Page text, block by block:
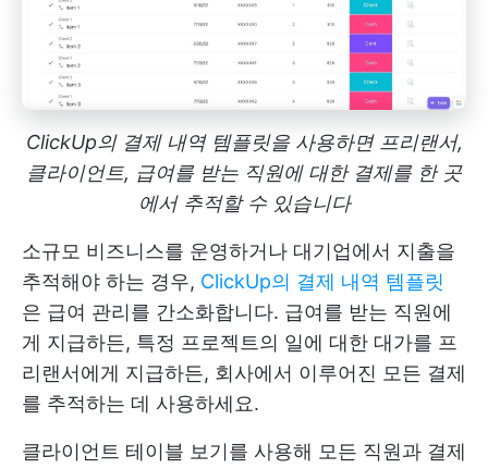
ClickUp의 결제 내역 템플릿을 사용하면 프리랜서,
클라이언트, 급여를 받는 직원에 대한 결제를 한 곳
에서 추적할 수 있습니다
소규모 비즈니스를 운영하거나 대기업에서 지출을
추적해야 하는 경우, ClickUp의 결제 내역 템플릿
은 급여 관리를 간소화합니다. 급여를 받는 직원에
게 지급하든, 특정 프로젝트의 일에 대한 대가를 프
리랜서에게 지급하든, 회사에서 이루어진 모든 결제
를 추적하는 데 사용하세요.
클라이언트 테이블 보기를 사용해 모든 직원과 결제